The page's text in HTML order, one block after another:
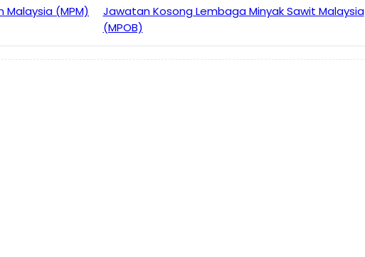
Malaysia (MPM)
Jawatan Kosong Lembaga Minyak Sawit Malaysia
(MPOB)